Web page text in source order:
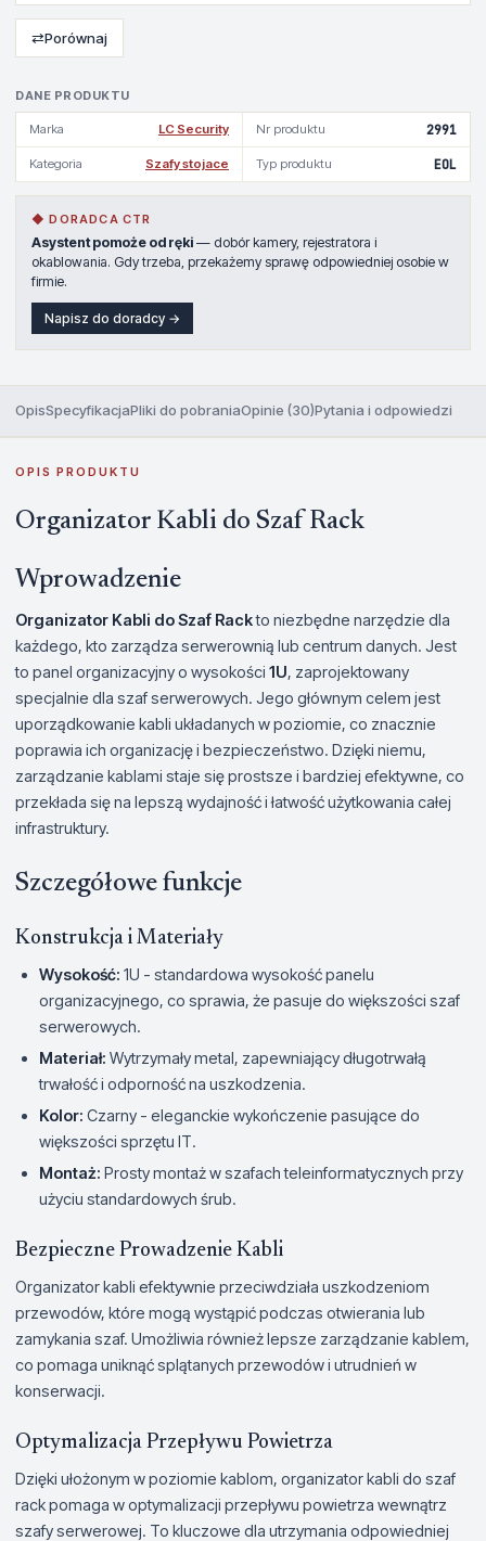
DANE PRODUKTU
Marka LC Security Nr produktu 2991
Kategoria Szafy stojace Typ produktu EOL
◆ DORADCA CTR
Asystent pomoże od ręki — dobór kamery, rejestratora i
okablowania. Gdy trzeba, przekażemy sprawę odpowiedniej osobie w
firmie.
Napisz do doradcy →
⇄Porównaj
OpisSpecyfikacjaPliki do pobraniaOpinie (30)Pytania i odpowiedzi
OPIS PRODUKTU
Organizator Kabli do Szaf Rack
Wprowadzenie
Organizator Kabli do Szaf Rackto niezbędne narzędzie dla
każdego, kto zarządza serwerownią lub centrum danych. Jest
to panel organizacyjny o wysokości 1U, zaprojektowany
specjalnie dla szaf serwerowych. Jego głównym celem jest
uporządkowanie kabli układanych w poziomie, co znacznie
poprawia ich organizację i bezpieczeństwo. Dzięki niemu,
zarządzanie kablami staje się prostsze i bardziej efektywne, co
przekłada się na lepszą wydajność i łatwość użytkowania całej
infrastruktury.
Szczegółowe funkcje
Konstrukcja i Materiały
Wysokość: 1U - standardowa wysokość panelu
organizacyjnego, co sprawia, że pasuje do większości szaf
serwerowych.
Materiał: Wytrzymały metal, zapewniający długotrwałą
trwałość i odporność na uszkodzenia.
Kolor: Czarny - eleganckie wykończenie pasujące do
większości sprzętu IT.
Montaż: Prosty montaż w szafach teleinformatycznych przy
użyciu standardowych śrub.
Bezpieczne Prowadzenie Kabli
Organizator kabli efektywnie przeciwdziała uszkodzeniom
przewodów, które mogą wystąpić podczas otwierania lub
zamykania szaf. Umożliwia również lepsze zarządzanie kablem,
co pomaga uniknąć splątanych przewodów i utrudnień w
konserwacji.
Optymalizacja Przepływu Powietrza
Dzięki ułożonym w poziomie kablom, organizator kabli do szaf
rack pomaga w optymalizacji przepływu powietrza wewnątrz
szafy serwerowej. To kluczowe dla utrzymania odpowiedniej